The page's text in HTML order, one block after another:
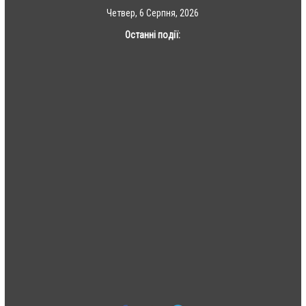
Четвер, 6 Серпня, 2026
Останні події: